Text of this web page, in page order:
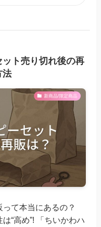
ト売り切れ後の再
法
新商品/限定商品
て本当にあるの？
“高め”! 「ちいかわハ